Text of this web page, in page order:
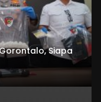
Siapa